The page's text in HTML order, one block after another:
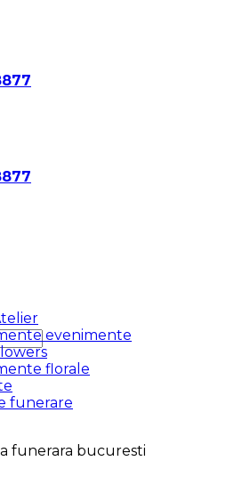
evenimente
florale
funerare
funerara bucuresti